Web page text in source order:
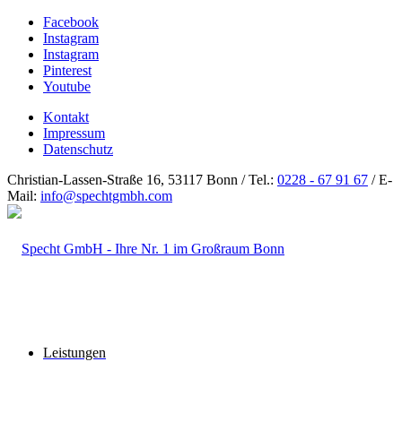
Facebook
Instagram
Instagram
Pinterest
Youtube
Kontakt
Impressum
Datenschutz
Christian-Lassen-Straße 16, 53117 Bonn / Tel.: 0228 - 67 91 67 / E-
Mail: info@spechtgmbh.com
Leistungen